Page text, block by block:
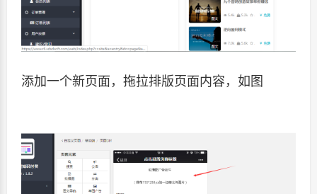
添加一个新页面，拖拉排版页面内容，如图